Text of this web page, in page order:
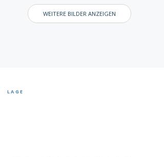
WEITERE BILDER ANZEIGEN
LAGE